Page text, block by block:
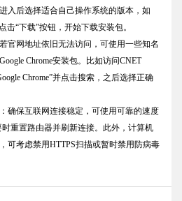
入后选择适合自己操作系统的版本，如
击“下载”按钮，开始下载安装包。
官网地址依旧无法访问，可使用一些知名
Chrome安装包。比如访问CNET
Chrome”并点击搜索，之后选择正确
确保互联网连接稳定，可使用可靠的速度
重置路由器并刷新连接。此外，计算机
可考虑禁用HTTPS扫描或暂时禁用防病毒